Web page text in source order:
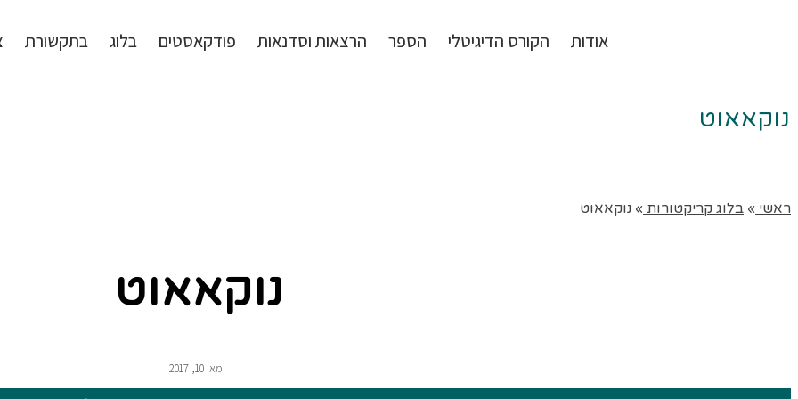
אודות הקורס הדיגיטלי הספר הרצאות וסדנאות פודקאסטים בלוג בתקשורת
נוקאאוט
ראשי » בלוג קריקטורות » נוקאאוט
נוקאאוט
מאי 10, 2017